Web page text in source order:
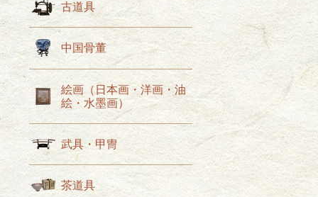
古道具
中国骨董
絵画（日本画・洋画・油
絵・水墨画）
武具・甲冑
茶道具